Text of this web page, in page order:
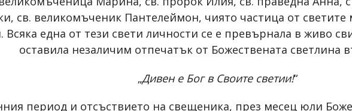
св. великомъченик Пантелеймон, чиято частица от
Всяка една от тези свети личности се е превърнала в живо
оставила незаличим отпечатък от Божествената светлина
„Дивен е Бог в Своите светии!“
период и отсъствието на свещеника, през месец юли